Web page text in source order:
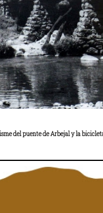
del puente de Arbejal y la